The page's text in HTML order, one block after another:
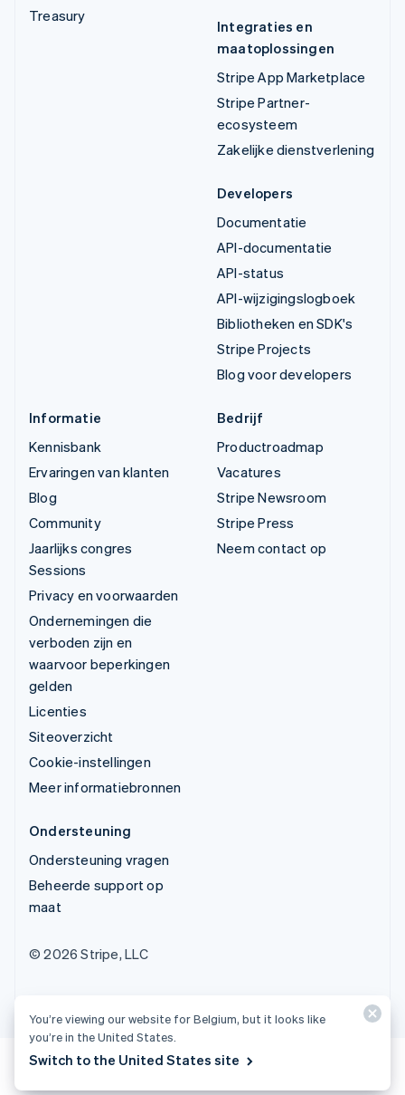
Treasury
Integraties en
maatoplossingen
Stripe App Marketplace
Stripe Partner-
ecosysteem
Zakelijke dienstverlening
Developers
Documentatie
API-documentatie
API-status
API-wijzigingslogboek
Bibliotheken en SDK's
Stripe Projects
Blog voor developers
Informatie
Kennisbank
Ervaringen van klanten
Blog
Community
Jaarlijks congres
Sessions
Privacy en voorwaarden
Ondernemingen die
verboden zijn en
waarvoor beperkingen
gelden
Licenties
Siteoverzicht
Cookie-instellingen
Meer informatiebronnen
Bedrijf
Productroadmap
Vacatures
Stripe Newsroom
Stripe Press
Neem contact op
Ondersteuning
Ondersteuning vragen
Beheerde support op
maat
© 2026 Stripe, LLC
You’re viewing our website for Belgium, but it looks like
you’re in the United States.
Switch to the United States site